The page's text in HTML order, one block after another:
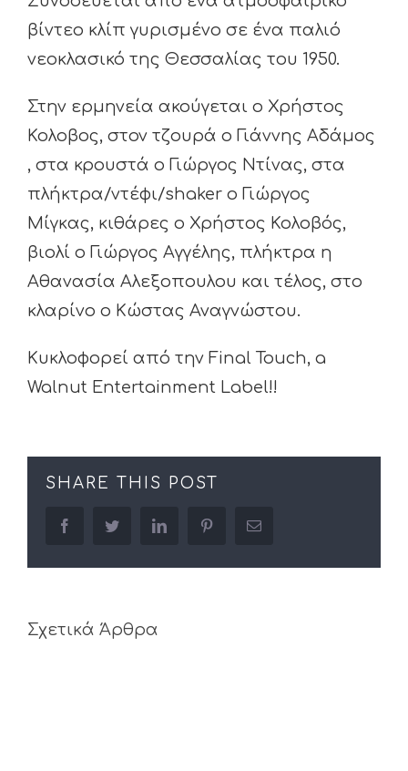
βίντεο κλίπ γυρισμένο σε ένα παλιό
νεοκλασικό της Θεσσαλίας του 1950.
Στην ερμηνεία ακούγεται ο Χρήστος
Κολοβος, στον τζουρά ο Γιάννης Αδάμος
, στα κρουστά ο Γιώργος Ντίνας, στα
πλήκτρα/ντέφι/shaker ο Γιώργος
Μίγκας, κιθάρες ο Χρήστος Κολοβός,
βιολί ο Γιώργος Αγγέλης, πλήκτρα η
Αθανασία Αλεξοπουλου και τέλος, στο
κλαρίνο ο Κώστας Αναγνώστου.
Κυκλοφορεί από την Final Touch, a
Walnut Entertainment Label!!
SHARE THIS POST
facebooktwitter linkedin pinterestEmail
Σχετικά Άρθρα